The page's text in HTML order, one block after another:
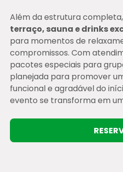
Além da estrutura
terraço, sauna e drinks
para momentos de
compromissos. Com
pacotes especiais para
planejada para promover
funcional e agradável do
evento se transforma em